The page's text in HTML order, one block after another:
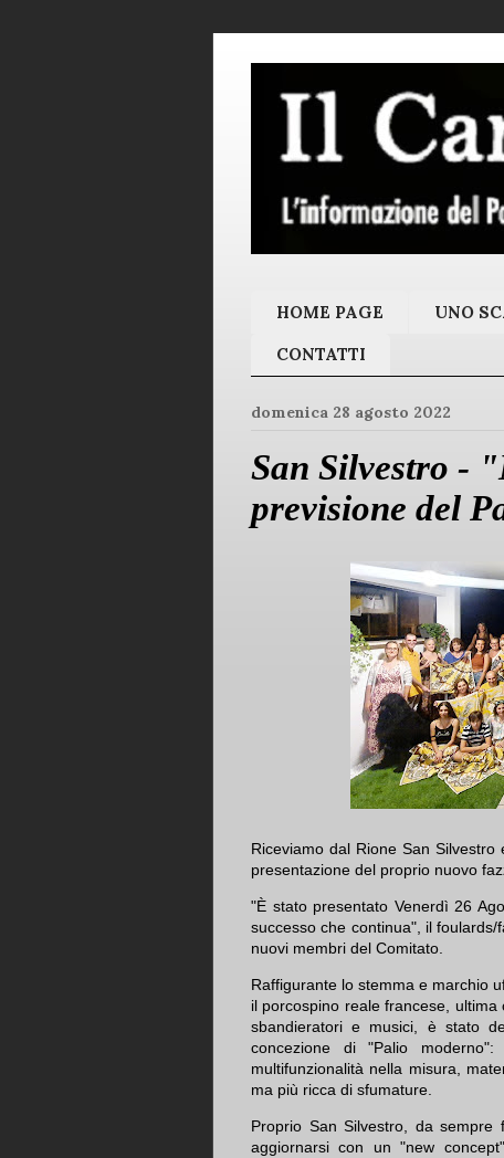
HOME PAGE UNO
CONTATTI
domenica 28 agosto 2022
San Silvestro -
previsione del
Riceviamo dal Rione San
presentazione del proprio nuovo
"È stato presentato Venerdì 26
successo che continua", il
nuovi membri del Comitato.
Raffigurante lo stemma e marchio
il porcospino reale francese,
sbandieratori e musici, è stato
concezione di "Palio
multifunzionalità nella misura,
ma più ricca di sfumature.
Proprio San Silvestro, da sempre
aggiornarsi con un "new